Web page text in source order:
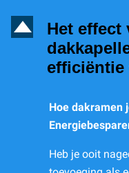
D
Het effect
efficiëntie
Hoe dakramen
Heb je ooit